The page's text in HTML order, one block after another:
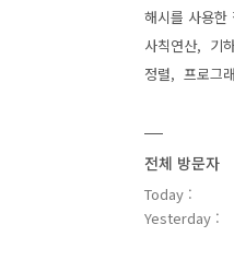
해시를 사용한
사칙연산
기
정렬
프로그
전체 방문자
Today :
Yesterday :